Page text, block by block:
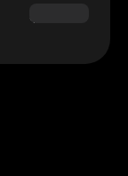
$180.00